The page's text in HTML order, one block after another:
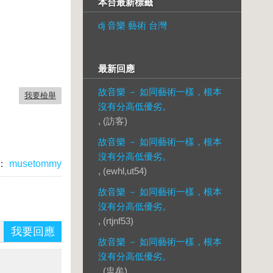
我要檢舉
musetommy
我要回應
本台最新標籤
dj 音樂 藝術 台灣
最新回應
故音樂 － 如同藝術一樣，根本
沒有分高低優劣。
, (訪客)
故音樂 － 如同藝術一樣，根本
沒有分高低優劣。
, (ewhl,ut54)
故音樂 － 如同藝術一樣，根本
沒有分高低優劣。
, (rtjnf53)
故音樂 － 如同藝術一樣，根本
沒有分高低優劣。
, (盅牟)